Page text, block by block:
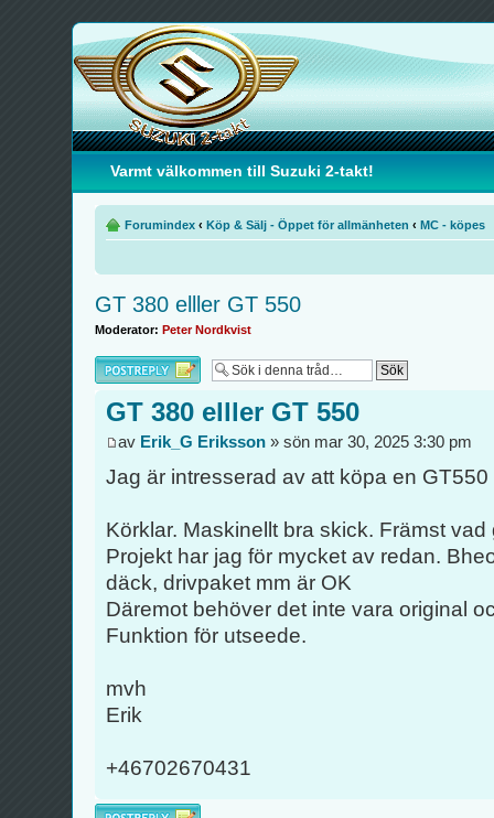
Varmt välkommen till Suzuki 2-takt!
Forumindex ‹ Köp & Sälj - Öppet för allmänheten ‹ MC - köpes
GT 380 elller GT 550
Moderator: Peter Nordkvist
Besvara
GT 380 elller GT 550
av Erik_G Eriksson » sön mar 30, 2025 3:30 pm
Jag är intresserad av att köpa en
Körklar. Maskinellt bra skick. Främst vad
Projekt har jag för mycket av redan.
däck, drivpaket mm är OK
Däremot behöver det inte vara original
Funktion för utseede.
mvh
Erik
+46702670431
Besvara